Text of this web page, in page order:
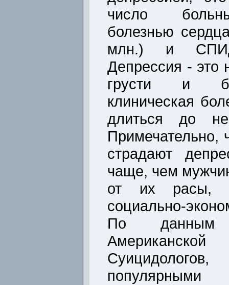
число
болезнью
млн.) и
Депрессия - это
грусти и
клиническая
длиться до
страдают
чаще, чем
от их расы,
социально-
По данным